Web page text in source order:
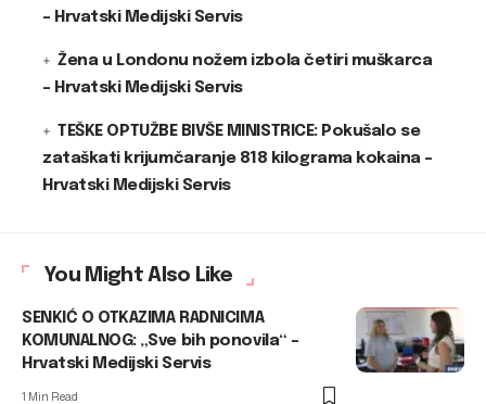
– Hrvatski Medijski Servis
Žena u Londonu nožem izbola četiri muškarca
– Hrvatski Medijski Servis
TEŠKE OPTUŽBE BIVŠE MINISTRICE: Pokušalo se
zataškati krijumčaranje 818 kilograma kokaina –
Hrvatski Medijski Servis
You Might Also Like
SENKIĆ O OTKAZIMA RADNICIMA
KOMUNALNOG: „Sve bih ponovila“ –
Hrvatski Medijski Servis
1 Min Read